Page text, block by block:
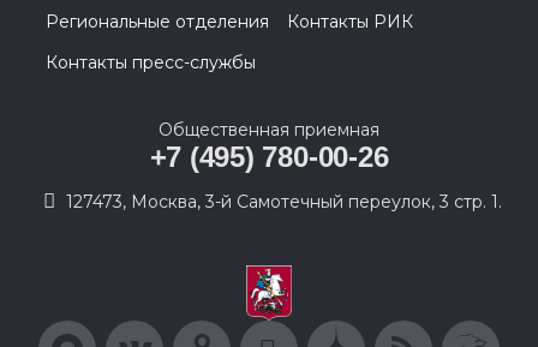
Региональные отделения
Контакты РИК
Контакты пресс-службы
Общественная приемная
+7 (495) 780-00-26
127473, Москва, 3-й Самотечный переулок, 3 стр. 1.